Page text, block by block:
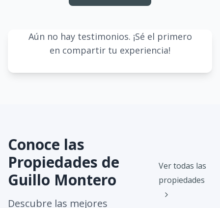
Aún no hay testimonios. ¡Sé el primero
en compartir tu experiencia!
Conoce las
Propiedades de
Guillo Montero
Descubre las mejores
Ver todas las
propiedades